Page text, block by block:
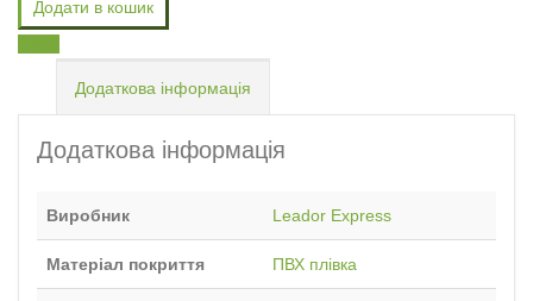
Додати в кошик
Додаткова інформація
Додаткова інформація
Виробник Leador Express
Матеріал покриття ПВХ плівка